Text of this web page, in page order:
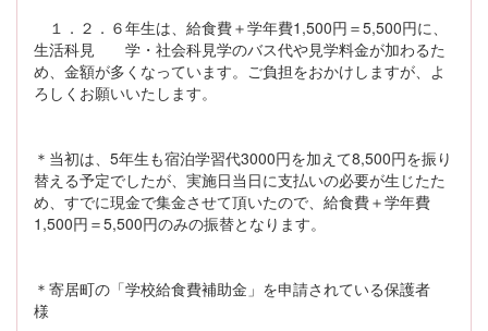
１．２．６年生は、給食費＋学年費1,500円＝5,500円に、
生活科見 学・社会科見学のバス代や見学料金が加わるた
め、金額が多くなっています。ご負担をおかけしますが、よ
ろしくお願いいたします。
＊当初は、5年生も宿泊学習代3000円を加えて8,500円を振り
替える予定でしたが、実施日当日に支払いの必要が生じたた
め、すでに現金で集金させて頂いたので、給食費＋学年費
1,500円＝5,500円のみの振替となります。
＊寄居町の「学校給食費補助金」を申請されている保護者
様